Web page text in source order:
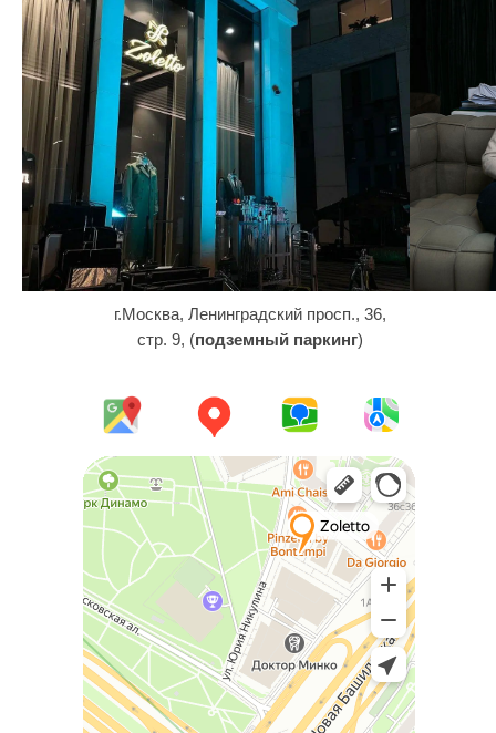
г.Москва, Ленинградский просп., 36,
стр. 9, (подземный паркинг)